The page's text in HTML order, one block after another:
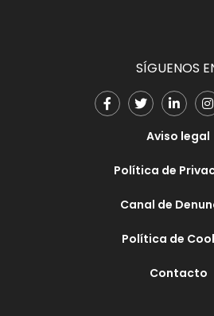
SÍGUENOS
Aviso legal
Política de
Canal de
Política de
Contacto